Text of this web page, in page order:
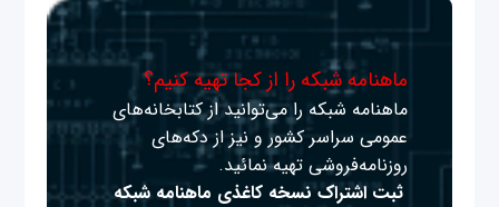
ماهنامه شبکه را از کجا تهیه کنیم؟
ماهنامه شبکه را می‌توانید از کتابخانه‌های
عمومی سراسر کشور و نیز از دکه‌های
روزنامه‌فروشی تهیه نمائید.
ثبت اشتراک نسخه کاغذی ماهنامه شبکه